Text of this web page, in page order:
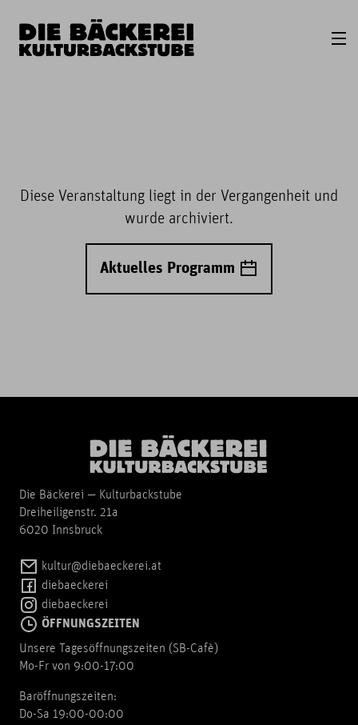
Diese Veranstaltung liegt in der Vergangenheit und
wurde archiviert.
Aktuelles Programm
Die Bäckerei — Kulturbackstube
Dreiheiligenstr. 21a
6020 Innsbruck
kultur@diebaeckerei.at
diebaeckerei
diebaeckerei
ÖFFNUNGSZEITEN
Unsere Tagesöffnungszeiten (SB-Cafè)
Mo-Fr von 9:00-17:00
Baröffnungszeiten:
Do-Sa 19:00-00:00